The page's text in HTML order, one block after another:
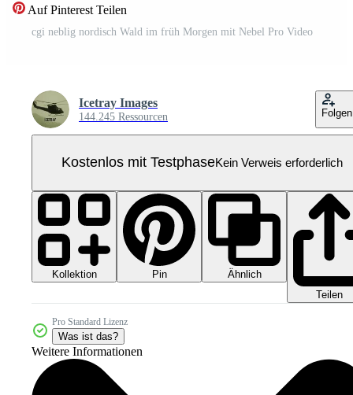
Auf Pinterest Teilen
cgi neblig nordisch Wald im früh Morgen mit Nebel Pro Video
Icetray Images
144.245 Ressourcen Folgen
Kostenlos mit TestphaseKein Verweis erforderlich
Kollektion Pin
Ähnlich
Teilen
Pro Standard Lizenz
Was ist das?
Weitere Informationen